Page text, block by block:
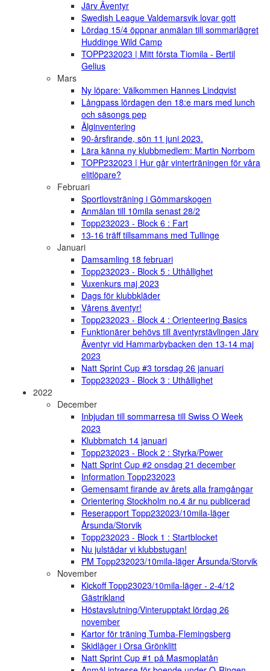
Järv Äventyr
Swedish League Valdemarsvik lovar gott
Lördag 15/4 öppnar anmälan till sommarlägret
Huddinge Wild Camp
TOPP232023 | Mitt första Tiomila - Bertil
Gelius
Mars
Ny löpare: Välkommen Hannes Lindqvist
Långpass lördagen den 18:e mars med lunch
och säsongs pep
Älginventering
90-årsfirande, sön 11 juni 2023.
Lära känna ny klubbmedlem: Martin Norrbom
TOPP232023 | Hur går vinterträningen för våra
elitlöpare?
Februari
Sportlovsträning i Gömmarskogen
Anmälan till 10mila senast 28/2
Topp232023 - Block 6 : Fart
13-16 träff tillsammans med Tullinge
Januari
Damsamling 18 februari
Topp232023 - Block 5 : Uthållighet
Vuxenkurs maj 2023
Dags för klubbkläder
Vårens äventyr!
Topp232023 - Block 4 : Orienteering Basics
Funktionärer behövs till äventyrstävlingen Järv
Äventyr vid Hammarbybacken den 13-14 maj
2023
Natt Sprint Cup #3 torsdag 26 januari
Topp232023 - Block 3 : Uthållighet
2022
December
Inbjudan till sommarresa till Swiss O Week
2023
Klubbmatch 14 januari
Topp232023 - Block 2 : Styrka/Power
Natt Sprint Cup #2 onsdag 21 december
Information Topp232023
Gemensamt firande av årets alla framgångar
Orientering Stockholm no.4 är nu publicerad
Reserapport Topp232023/10mila-läger
Årsunda/Storvik
Topp232023 - Block 1 : Startblocket
Nu julstädar vi klubbstugan!
PM Topp232023/10mila-läger Årsunda/Storvik
November
Kickoff Topp23023/10mila-läger - 2-4/12
Gästrikland
Höstavslutning/Vinterupptakt lördag 26
november
Kartor för träning Tumba-Flemingsberg
Skidläger i Orsa Grönklitt
Natt Sprint Cup #1 på Masmoplatån